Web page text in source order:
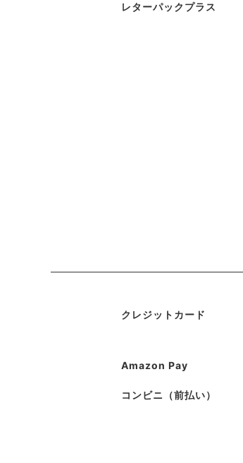
レターパックプラス
クレジットカード
Amazon Pay
コンビニ（前払い）